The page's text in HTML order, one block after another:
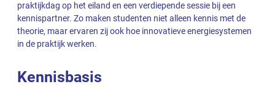
praktijkdag op het eiland en een verdiepende sessie bij een
kennispartner. Zo maken studenten niet alleen kennis met de
theorie, maar ervaren zij ook hoe innovatieve energiesystemen
in de praktijk werken.
Kennisbasis